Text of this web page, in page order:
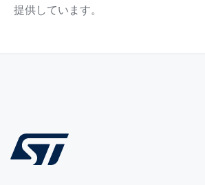
提供しています。